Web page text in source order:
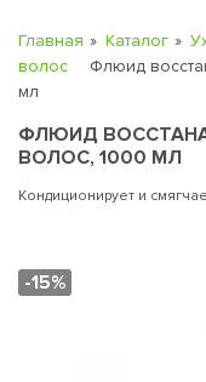
Главная Каталог
волос
Флюид
мл
ФЛЮИД
ВОЛОС, 1000 МЛ
Кондиционирует и
-15%